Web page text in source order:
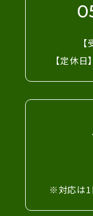
【定休日
※対応は1